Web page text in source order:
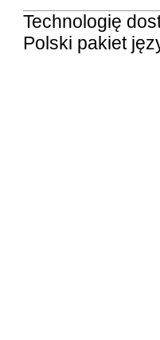
Technologię
Polski pakiet